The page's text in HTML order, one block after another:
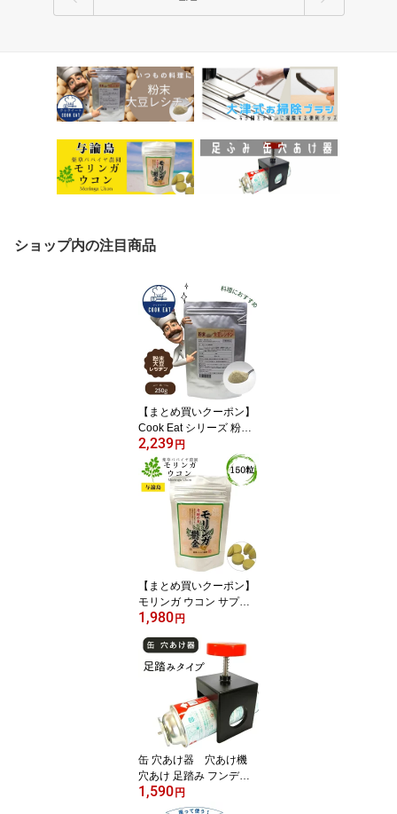
ショップ内の注目商品
【まとめ買いクーポン】
Cook Eat シリーズ 粉末
大豆レシチン 250g クッ
クイート レシピ 【10％
対象】
2,239円
【まとめ買いクーポン】
モリンガ ウコン サプリ
与論島 薬草パパイヤ農園
モリンガ鬱金 150粒 【1
0％対象】
1,980円
缶 穴あけ器 穴あけ機
穴あけ 足踏み フンデヌ
ーク
1,590円